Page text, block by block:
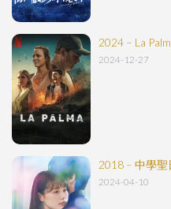
2024 – La
2024-12-27
2018 – 中學聖
2024-04-10